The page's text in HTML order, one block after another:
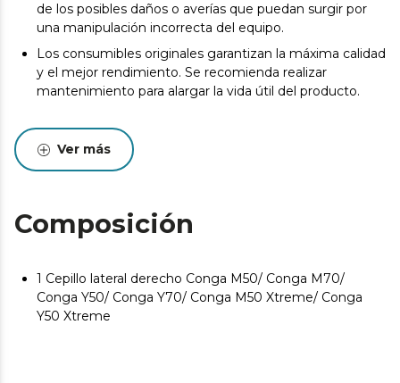
de los posibles daños o averías que puedan surgir por
una manipulación incorrecta del equipo.
Los consumibles originales garantizan la máxima calidad
y el mejor rendimiento. Se recomienda realizar
mantenimiento para alargar la vida útil del producto.
Ver más
Composición
1 Cepillo lateral derecho Conga M50/ Conga M70/
Conga Y50/ Conga Y70/ Conga M50 Xtreme/ Conga
Y50 Xtreme